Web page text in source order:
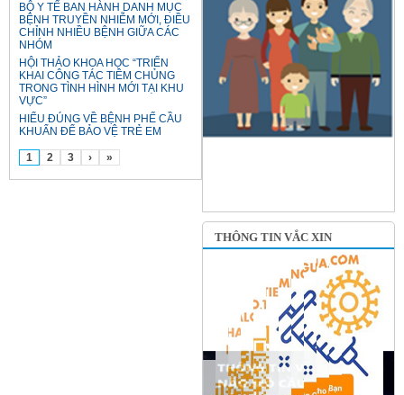
BỘ Y TẾ BAN HÀNH DANH MỤC
BỆNH TRUYỀN NHIỄM MỚI, ĐIỀU
CHỈNH NHIỀU BỆNH GIỮA CÁC
NHÓM
HỘI THẢO KHOA HỌC “TRIỂN
KHAI CÔNG TÁC TIÊM CHỦNG
TRONG TÌNH HÌNH MỚI TẠI KHU
VỰC”
HIỂU ĐÚNG VỀ BỆNH PHẾ CẦU
KHUẨN ĐỂ BẢO VỆ TRẺ EM
1 2 3 › »
THÔNG TIN VẮC XIN